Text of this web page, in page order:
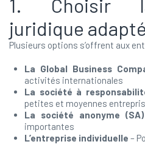
1. Choisir
juridique
Plusieurs options s’offrent aux
La Global Business
activités internationales
La société à
petites et moyennes
La société anonyme (SA)
importantes
L’entreprise individuelle –